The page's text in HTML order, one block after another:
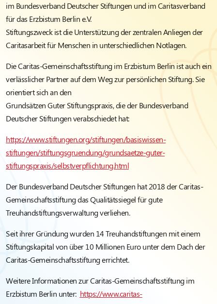
im Bundesverband Deutscher Stiftungen und im Caritasverband
für das Erzbistum Berlin e.V.
Stiftungszweck ist die Unterstützung der zentralen Anliegen der
Caritasarbeit für Menschen in unterschiedlichen Notlagen.
Die Caritas-Gemeinschaftsstiftung im Erzbistum Berlin ist auch ein
verlässlicher Partner auf dem Weg zur persönlichen Stiftung. Sie
orientiert sich an den
Grundsätzen Guter Stiftungspraxis, die der Bundesverband
Deutscher Stiftungen verabschiedet hat:
https://www.stiftungen.org/stiftungen/basiswissen-
stiftungen/stiftungsgruendung/grundsaetze-guter-
stiftungspraxis/selbstverpflichtung.html
Der Bundesverband Deutscher Stiftungen hat 2018 der Caritas-
Gemeinschaftsstiftung das Qualitätssiegel für gute
Treuhandstiftungsverwaltung verliehen.
Seit ihrer Gründung wurden 14 Treuhandstiftungen mit einem
Stiftungskapital von über 10 Millionen Euro unter dem Dach der
Caritas-Gemeinschaftsstiftung errichtet.
Weitere Informationen zur Caritas-Gemeinschaftsstiftung im
Erzbistum Berlin unter: https://www.caritas-